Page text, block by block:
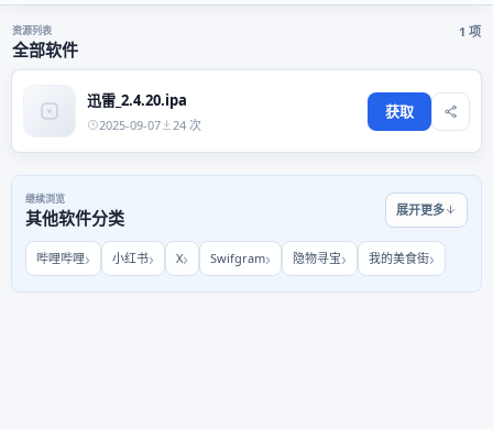
资源列表
全部软件
1 项
迅雷_2.4.20.ipa
2025-09-07 24 次
获取
继续浏览
其他软件分类 展开更多
哔哩哔哩 小红书 X Swifgram 隐物寻宝 我的美食街